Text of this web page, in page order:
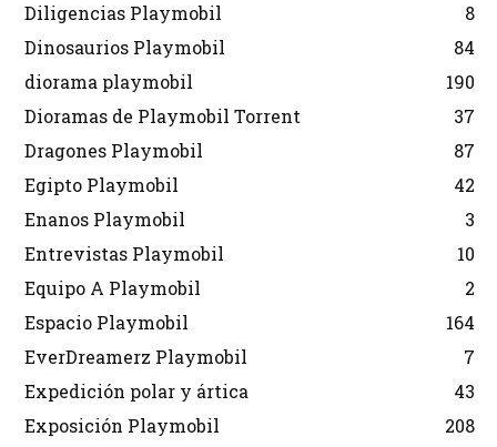
Diligencias Playmobil
8
Dinosaurios Playmobil
84
diorama playmobil
190
Dioramas de Playmobil Torrent
37
Dragones Playmobil
87
Egipto Playmobil
42
Enanos Playmobil
3
Entrevistas Playmobil
10
Equipo A Playmobil
2
Espacio Playmobil
164
EverDreamerz Playmobil
7
Expedición polar y ártica
43
Exposición Playmobil
208